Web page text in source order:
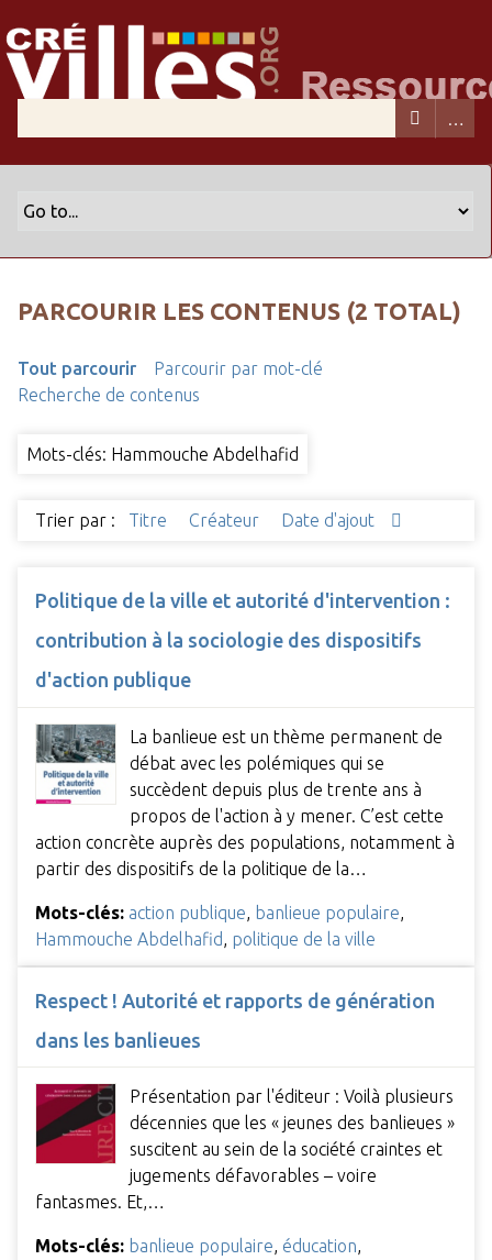
PARCOURIR LES CONTENUS (2 TOTAL)
Tout parcourir
Parcourir par mot-clé
Recherche de contenus
Mots-clés: Hammouche Abdelhafid
Trier par : Titre Créateur Date d'ajout
Politique de la ville et autorité d'intervention :
contribution à la sociologie des dispositifs
d'action publique
La banlieue est un thème permanent de
débat avec les polémiques qui se
succèdent depuis plus de trente ans à
propos de l'action à y mener. C’est cette
action concrète auprès des populations, notamment à
partir des dispositifs de la politique de la…
Mots-clés: action publique banlieue populaire
Hammouche Abdelhafid
politique de la ville
Respect ! Autorité et rapports de génération
dans les banlieues
Présentation par l'éditeur : Voilà plusieurs
décennies que les « jeunes des banlieues »
suscitent au sein de la société craintes et
jugements défavorables – voire
fantasmes. Et,…
Mots-clés: banlieue populaire, éducation,